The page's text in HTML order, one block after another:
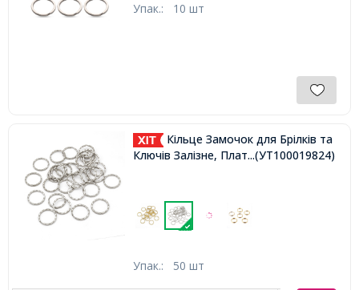
Упак.: 10 шт
Кільце Замочок для Брілків та
Ключів Залізне, Платина, 25х1.5мм,
...(УТ100019824)
Упак.: 50 шт